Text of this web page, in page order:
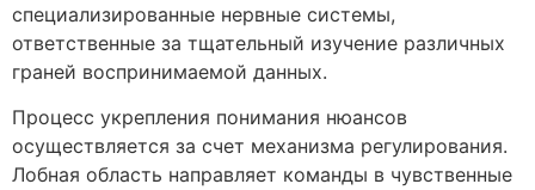
специализированные нервные системы,
ответственные за тщательный изучение различных
граней воспринимаемой данных.
Процесс укрепления понимания нюансов
осуществляется за счет механизма регулирования.
Лобная область направляет команды в чувственные